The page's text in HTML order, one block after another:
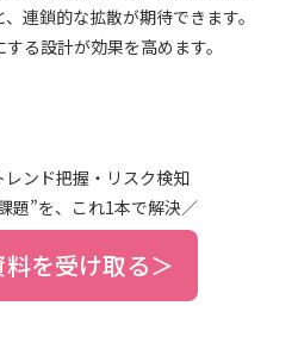
連鎖的な拡散が期待できます。
る設計が効果を高めます。
ンド把握・リスク検知
題”を、これ1本で解決／
を受け取る＞